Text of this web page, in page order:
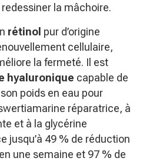
la mâchoire.
rétinol pur d’origine
cellulaire,
la fermeté. Il est
hyaluronique capable de
poids en eau pour
réparatrice, à
et à la glycérine
jusqu’à 49 % de réduction
une semaine et 97 % de